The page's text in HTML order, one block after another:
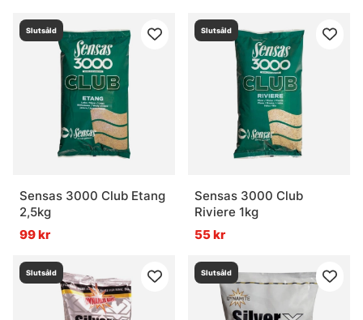
Slutsåld
Sensas 3000 Club Etang
2,5kg
99 kr
Slutsåld
Sensas 3000 Club
Riviere 1kg
55 kr
Slutsåld Slutsåld